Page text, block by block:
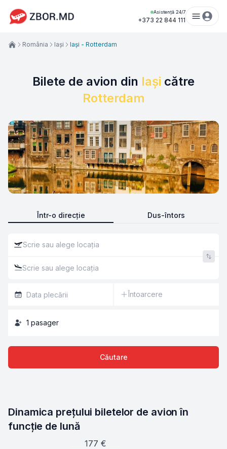
Asistență 24/7
+373 22 844 111
Bilete de avion din Iași către
Rotterdam
Într-o direcție Dus-întors
Întoarcere
1 pasager
Căutare
România Iași Iași - Rotterdam
Dinamica prețului biletelor de avion în
funcție de lună
177 €